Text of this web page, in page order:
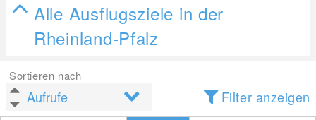
Alle Ausflugsziele in der
Rheinland-Pfalz
Sortieren nach
Filter anzeigen